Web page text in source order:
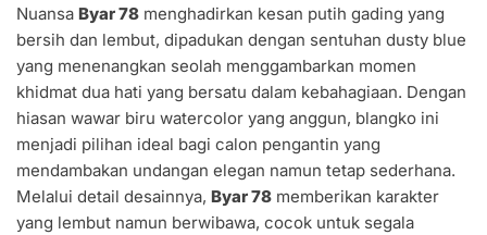
Nuansa Byar 78 menghadirkan kesan putih gading yang
bersih dan lembut, dipadukan dengan sentuhan dusty blue
yang menenangkan seolah menggambarkan momen
khidmat dua hati yang bersatu dalam kebahagiaan. Dengan
hiasan wawar biru watercolor yang anggun, blangko ini
menjadi pilihan ideal bagi calon pengantin yang
mendambakan undangan elegan namun tetap sederhana.
Melalui detail desainnya, Byar 78 memberikan karakter
yang lembut namun berwibawa, cocok untuk segala